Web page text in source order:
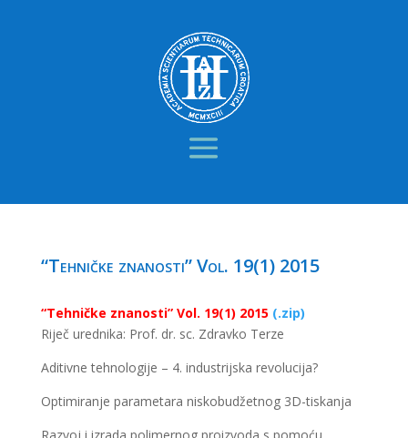
“Tehničke znanosti” Vol. 19(1) 2015
“Tehničke znanosti” Vol. 19(1) 2015(.zip)
Riječ urednika: Prof. dr. sc. Zdravko Terze
Aditivne tehnologije – 4. industrijska revolucija?
Optimiranje parametara niskobudžetnog 3D-tiskanja